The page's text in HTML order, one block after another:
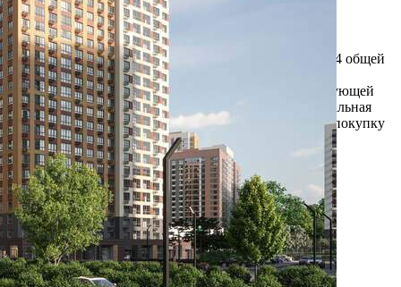
Москва / Московская обл
Получить контакты Посмотреть на карте
Прямая продажа от застройщика! Кладовая номер К34 общей
площадью 4.1 кв. м на -2-м этаже в Южная Битца.
Дополнительная скидка 2% на покупку 2-й и последующей
недвижимости: для клиентов предоставляется специальная
скидка до 2%. Скидку на вторую или последующую покупку
можно получить при приобретении первого о...
400 (+1)
Навигация
Характеристики
О помещении
Где находится
Контакты
Другие объявления